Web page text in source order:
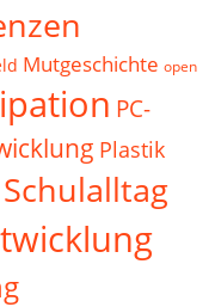
Mutgeschichte open
PC-
Plastik
Schulalltag